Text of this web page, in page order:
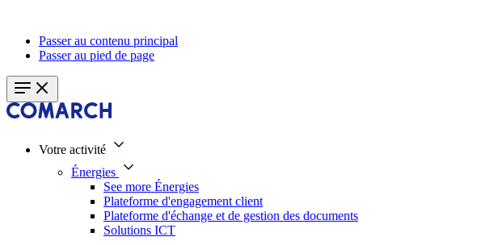
Passer au contenu principal
Passer au pied de page
Votre activité
Énergies
See more Énergies
Plateforme d'engagement client
Plateforme d'échange et de gestion des documents
Solutions ICT